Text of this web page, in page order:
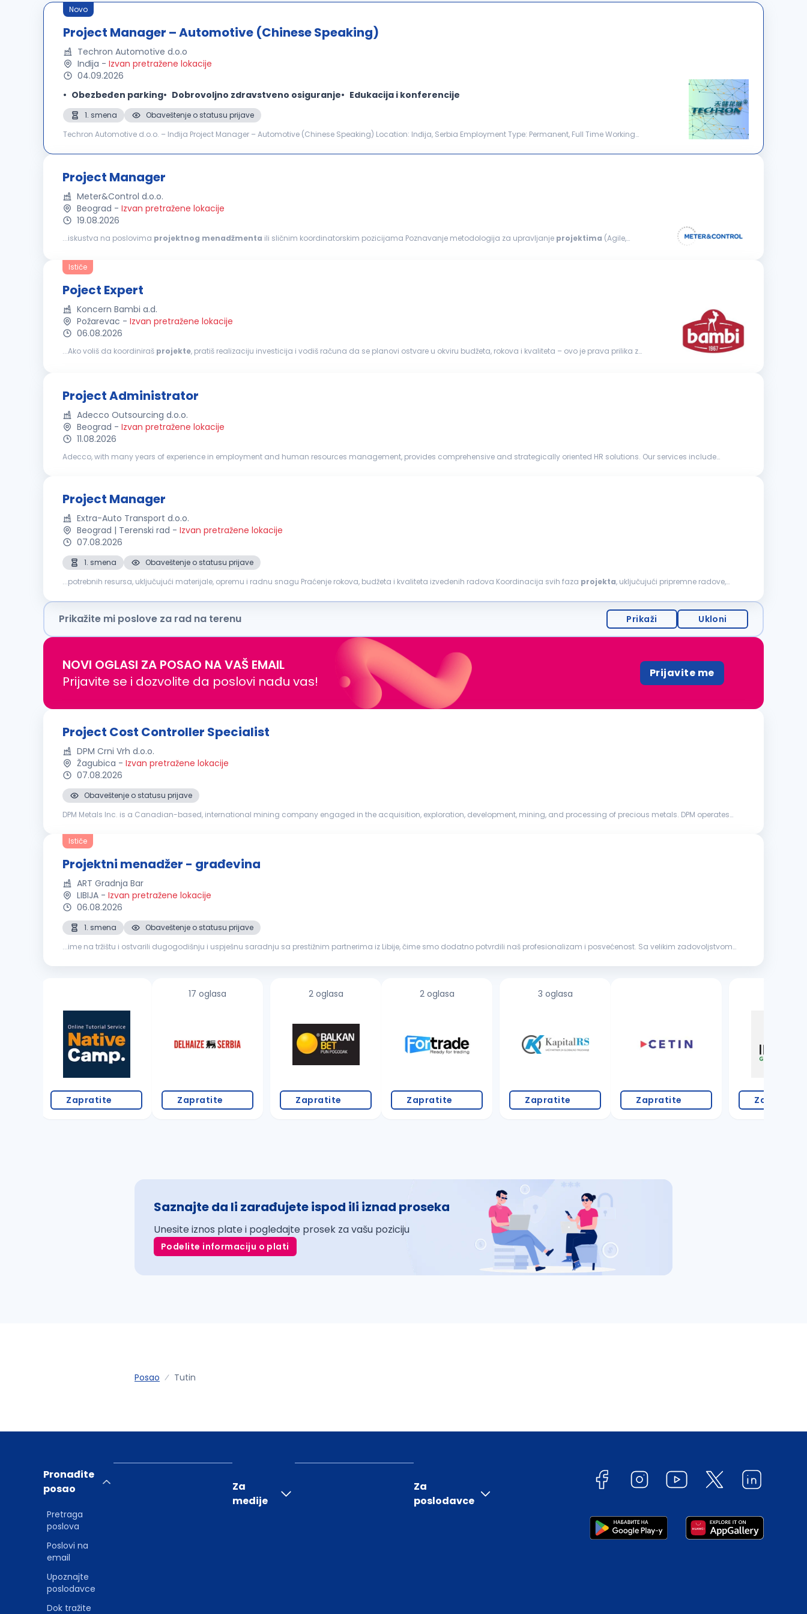
Novo
Project Manager – Automotive (Chinese Speaking)
Techron Automotive d.o.o
Inđija - Izvan pretražene lokacije
04.09.2026
Obezbeđen parking
Dobrovoljno zdravstveno osiguranje Edukacija i konferencije
1. smena
Obaveštenje o statusu prijave
Techron Automotive d.o.o. – Inđija Project Manager – Automotive (Chinese Speaking) Location: Inđija, Serbia Employment Type: Permanent, Full Time Working
Project Manager
Meter&Control d.o.o.
Beograd - Izvan pretražene lokacije
19.08.2026
...iskustva na poslovima projektnog menadžmenta ili sličnim koordinatorskim pozicijama Poznavanje metodologija za upravljanje projektima (Agile,
Ističe
Poject Expert
Koncern Bambi a.d.
Požarevac - Izvan pretražene lokacije
06.08.2026
...Ako voliš da koordiniraš projekte, pratiš realizaciju investicija i vodiš računa da se planovi ostvare u okviru budžeta, rokova i kvaliteta – ovo je prava prilika za
Project Administrator
Adecco Outsourcing d.o.o.
Beograd - Izvan pretražene lokacije
11.08.2026
Adecco, with many years of experience in employment and human resources management, provides comprehensive and strategically oriented HR solutions. Our services include
Project Manager
Extra-Auto Transport d.o.o.
Beograd | Terenski rad - Izvan pretražene lokacije
07.08.2026
1. smena
Obaveštenje o statusu prijave
...potrebnih resursa, uključujući materijale, opremu i radnu snagu Praćenje rokova, budžeta i kvaliteta izvedenih radova Koordinacija svih faza projekta, uključujući pripremne radove,
Prikažite mi poslove za rad na terenu Prikaži Ukloni
NOVI OGLASI ZA POSAO NA VAŠ EMAIL
Prijavite se i dozvolite da poslovi nađu vas!
Prijavite me
Project Cost Controller Specialist
DPM Crni Vrh d.o.o.
Žagubica - Izvan pretražene lokacije
07.08.2026
Obaveštenje o statusu prijave
DPM Metals Inc. is a Canadian-based, international mining company engaged in the acquisition, exploration, development, mining, and processing of precious metals. DPM operates
Ističe
Projektni menadžer - građevina
ART Gradnja Bar
LIBIJA - Izvan pretražene lokacije
06.08.2026
1. smena
Obaveštenje o statusu prijave
...ime na tržištu i ostvarili dugogodišnju i uspješnu saradnju sa prestižnim partnerima iz Libije, čime smo dodatno potvrdili naš profesionalizam i posvećenost. Sa velikim zadovoljstvom
Zapratite
17 oglasa
Zapratite
2 oglasa
Zapratite
2 oglasa
Zapratite
3 oglasa
Zapratite Zapratite Zapratite
Saznajte da li zarađujete ispod ili iznad proseka
Unesite iznos plate i pogledajte prosek za vašu poziciju
Podelite informaciju o plati
Posao Tutin
Pronađite
posao
Pretraga
poslova
Poslovi na
email
Upoznajte
poslodavce
Dok tražite
Za
medije
Za
poslodavce